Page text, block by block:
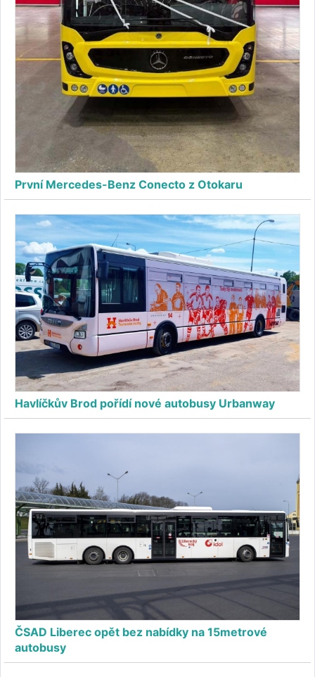
První Mercedes-Benz Conecto z Otokaru
Havlíčkův Brod pořídí nové autobusy Urbanway
ČSAD Liberec opět bez nabídky na 15metrové
autobusy